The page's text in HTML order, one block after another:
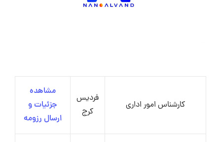
کارشناس امور اداری
فردیس
کرج
مشاهده
جزئیات و
ارسال رزومه